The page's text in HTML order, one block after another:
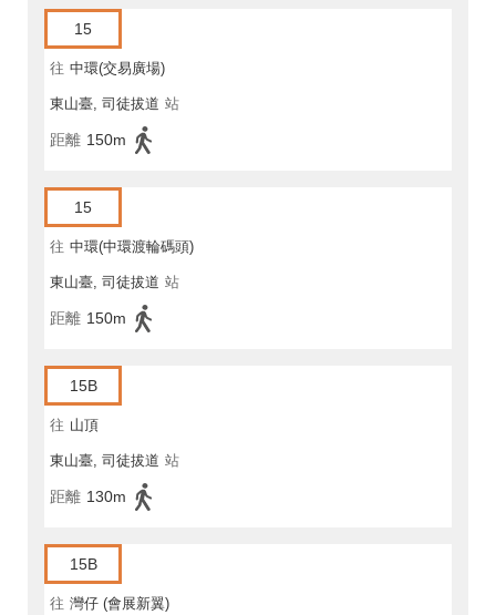
15
往 中環(交易廣場)
東山臺, 司徒拔道 站
距離 150m
15
往 中環(中環渡輪碼頭)
東山臺, 司徒拔道 站
距離 150m
15B
往 山頂
東山臺, 司徒拔道 站
距離 130m
15B
往 灣仔 (會展新翼)